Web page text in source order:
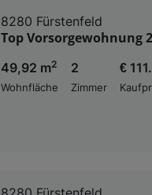
8280 Fürstenfeld
Top Vorsorgewohnung
49,92 m2
Wohnfläche
2
Zimmer
€